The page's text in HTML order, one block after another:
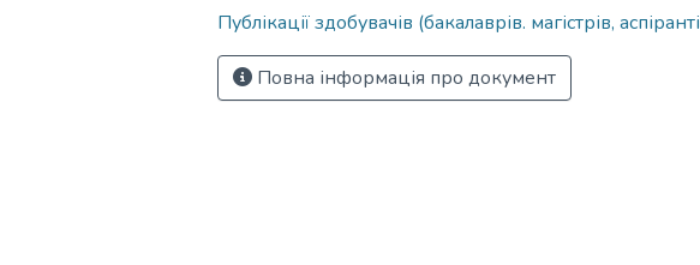
Публікації здобувачів (бакалаврів. магістрів,
Повна інформація про документ